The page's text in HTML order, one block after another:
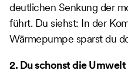
deutlichen Senkung der
führt. Du siehst: In der
Wärmepumpe sparst du
2. Du schonst die Umwelt